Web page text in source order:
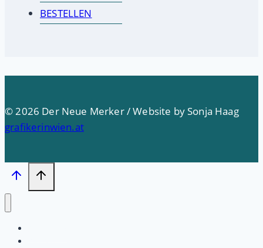
BESTELLEN
© 2026 Der Neue Merker / Website by Sonja Haag
grafikerinwien.at